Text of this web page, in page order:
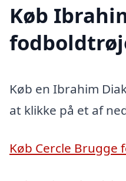
Køb
Køb en Ibrahim
at klikke på et af
Køb Cercle Brugge